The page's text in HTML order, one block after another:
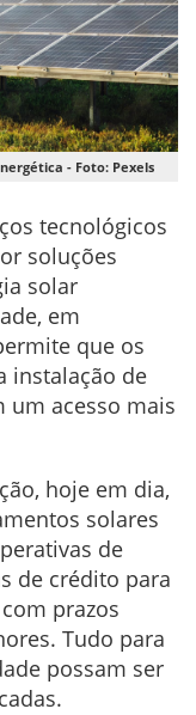
- Foto: Pexels
tecnológicos
soluções
solar
em
que os
instalação de
um acesso mais
hoje em dia,
solares
de
de crédito para
prazos
Tudo para
possam ser